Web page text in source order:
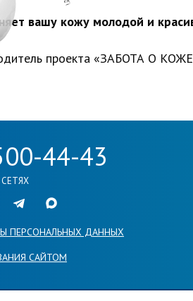
вашу кожу молодой и
проекта «ЗАБОТА О
44-43
во VKontakte
канал в Youtube
на нашу группу в
Ссылка на наш канал в Telegram
Ссылка на наш канал в MAX
ПЕРСОНАЛЬНЫХ ДАННЫХ
САЙТОМ